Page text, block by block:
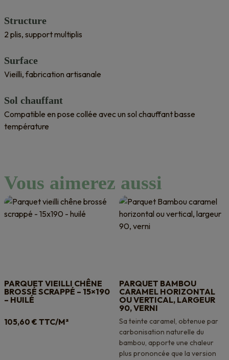
Structure
2 plis, support multiplis
Surface
Vieilli, fabrication artisanale
Sol chauffant
Compatible en pose collée avec un sol chauffant basse
température
Vous aimerez aussi
PARQUET VIEILLI CHÊNE
BROSSÉ SCRAPPÉ – 15×190
– HUILÉ
105,60 € TTC/M²
PARQUET BAMBOU
CARAMEL HORIZONTAL
OU VERTICAL, LARGEUR
90, VERNI
Sa teinte caramel, obtenue par
carbonisation naturelle du
bambou, apporte une chaleur
plus prononcée que la version